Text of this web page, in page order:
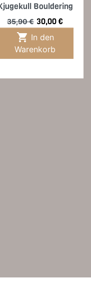
Bouldering
Verkaufspreis
35,90 € Preis
30,00 €

Warenkorb